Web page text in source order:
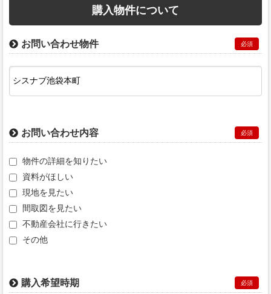
購入物件について
お問い合わせ物件 必須
お問い合わせ内容 必須
物件の詳細を知りたい
資料がほしい
現地を見たい
間取図を見たい
不動産会社に行きたい
その他
購入希望時期 必須